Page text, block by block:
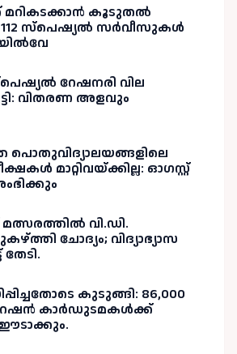
കൂടുതൽ
112 സ്പെഷ്യൽ സർവീസുകൾ
റേഷനരി വില
വിതരണ അളവും
പൊതുവിദ്യാലയങ്ങളിലെ
മാറ്റിവയ്ക്കില്ല: ഓഗസ്റ്റ്
വി.ഡി.
ചോദ്യം; വിദ്യാഭ്യാസ
തേടി.
കുടുങ്ങി: 86,000
കാർഡുടമകൾക്ക്
ഈടാക്കും.